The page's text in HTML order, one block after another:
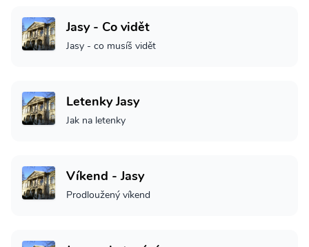
Jasy - Co vidět
Jasy - co musíš vidět
Letenky Jasy
Jak na letenky
Víkend - Jasy
Prodloužený víkend